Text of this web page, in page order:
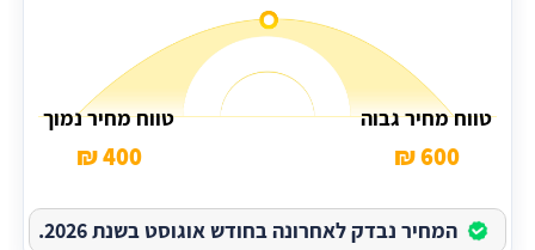
טווח מחיר גבוה
600 ₪
טווח מחיר נמוך
400 ₪
המחיר נבדק לאחרונה בחודש אוגוסט בשנת 2026.